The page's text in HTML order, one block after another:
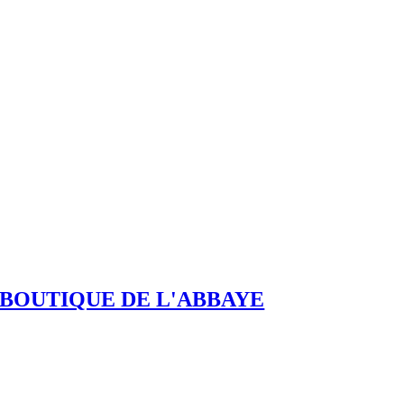
BOUTIQUE DE L'ABBAYE